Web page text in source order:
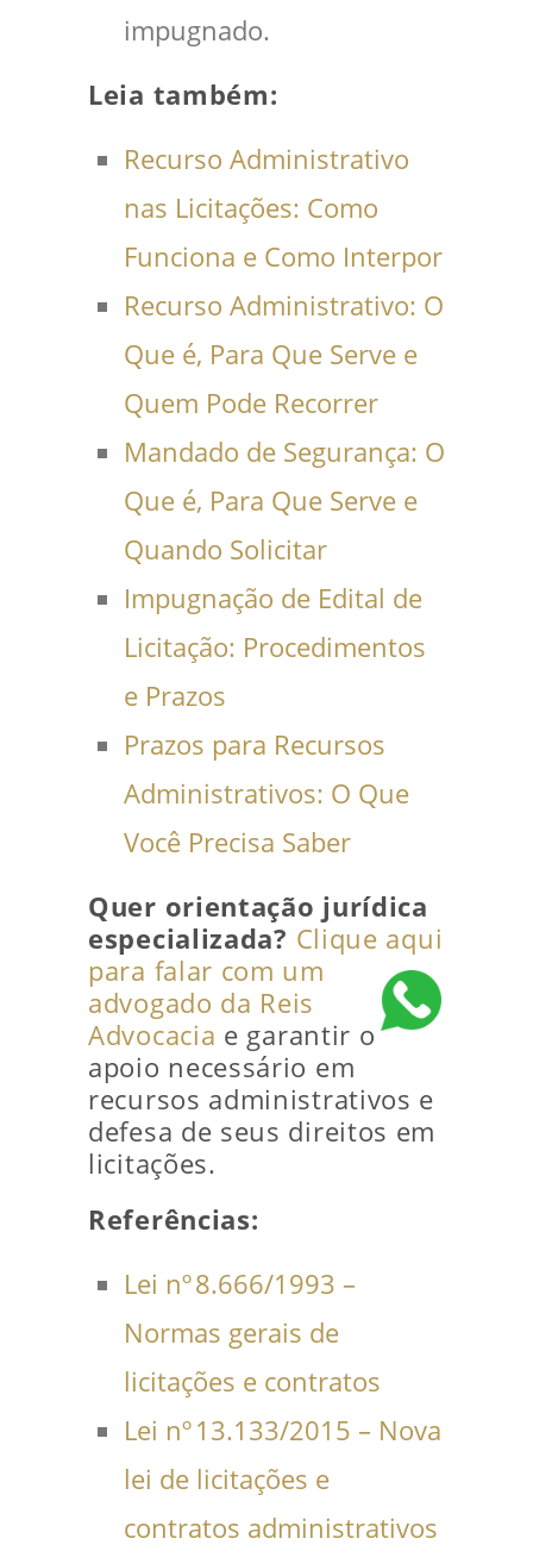
impugnado.
Leia também:
Recurso Administrativo
nas Licitações: Como
Funciona e Como Interpor
Recurso Administrativo: O
Que é, Para Que Serve e
Quem Pode Recorrer
Mandado de Segurança: O
Que é, Para Que Serve e
Quando Solicitar
Impugnação de Edital de
Licitação: Procedimentos
e Prazos
Prazos para Recursos
Administrativos: O Que
Você Precisa Saber
Quer orientação jurídica
especializada? Clique aqui
para falar com um
advogado da Reis
Advocacia e garantir o
apoio necessário em
recursos administrativos e
defesa de seus direitos em
licitações.
Referências:
Lei nº 8.666/1993 –
Normas gerais de
licitações e contratos
Lei nº 13.133/2015 – Nova
lei de licitações e
contratos administrativos